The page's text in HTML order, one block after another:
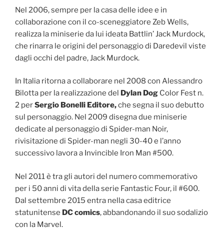
Nel 2006, sempre per la casa delle idee e in
collaborazione con il co-sceneggiatore Zeb Wells,
realizza la miniserie da lui ideata Battlin’ Jack Murdock,
che rinarra le origini del personaggio di Daredevil viste
dagli occhi del padre, Jack Murdock.
In Italia ritorna a collaborare nel 2008 con Alessandro
Bilotta per la realizzazione del
Dylan Dog Color Fest n.
2 perSergio Bonelli Editore,che segna il suo debutto
sul personaggio. Nel 2009 disegna due miniserie
dedicate al personaggio di Spider-man Noir,
rivisitazione di Spider-man negli 30-40 e l’anno
successivo lavora a Invincible Iron Man #500.
Nel 2011 è tra gli autori del numero commemorativo
per i 50 anni di vita della serie Fantastic Four, il #600.
Dal settembre 2015 entra nella casa editrice
statunitense DC comics, abbandonando il suo sodalizio
con la Marvel.